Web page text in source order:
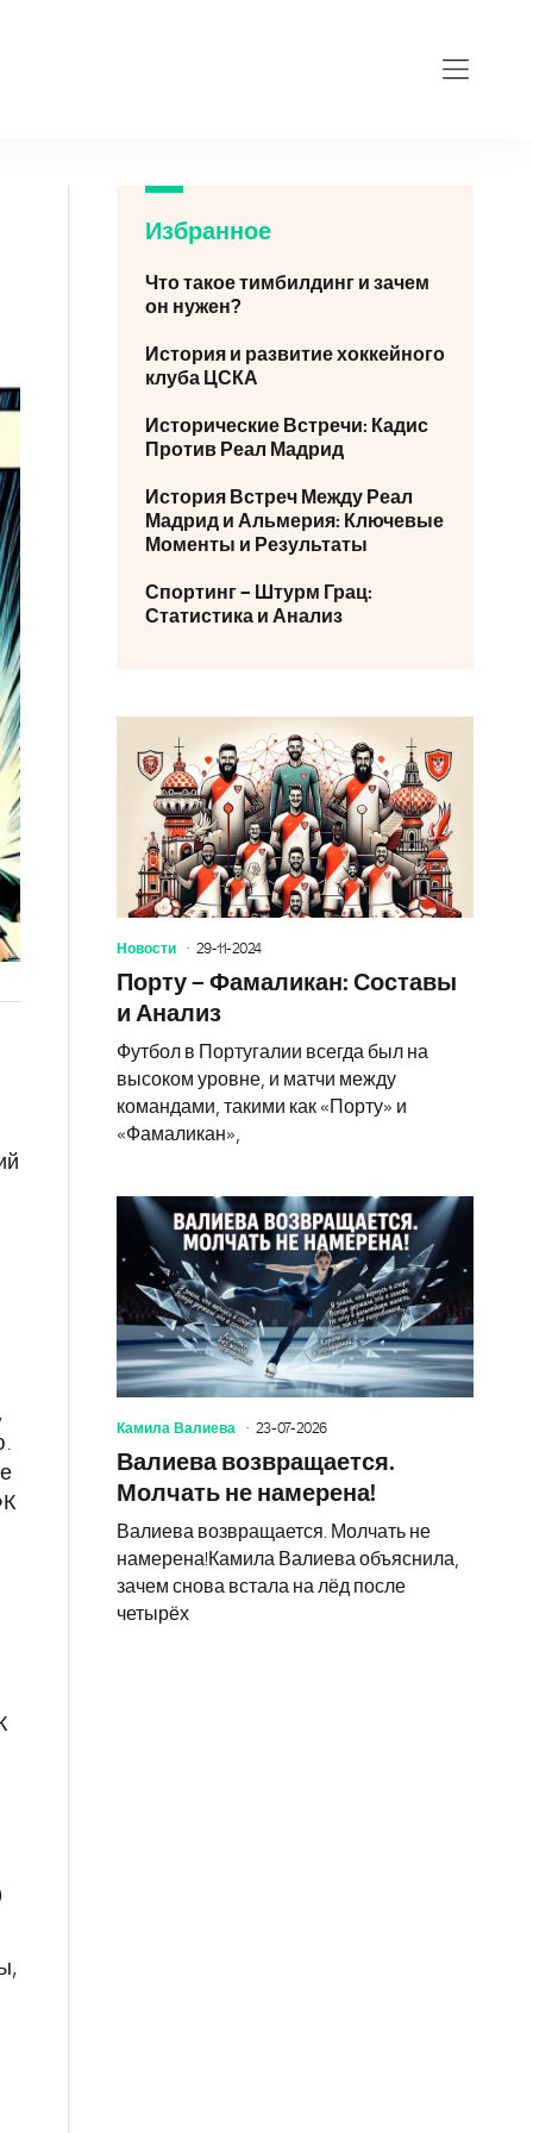
Избранное
Что такое тимбилдинг и зачем
он нужен?
История и развитие хоккейного
клуба ЦСКА
Исторические Встречи: Кадис
Против Реал Мадрид
История Встреч Между Реал
Мадрид и Альмерия: Ключевые
Моменты и Результаты
Спортинг – Штурм Грац:
Статистика и Анализ
Новости 29-11-2024
Порту – Фамаликан: Составы
и Анализ
Футбол в Португалии всегда был на
высоком уровне, и матчи между
командами, такими как «Порту» и
«Фамаликан»,
Камила Валиева 23-07-2026
Валиева возвращается.
Молчать не намерена!
Валиева возвращается. Молчать не
намерена!Камила Валиева объяснила,
зачем снова встала на лёд после
четырёх